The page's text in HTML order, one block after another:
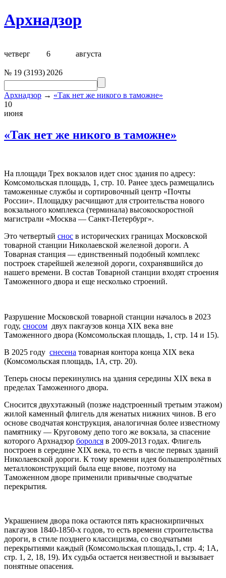
Архнадзор
четверг 6 августа
№ 19 (3193) 2026
Архнадзор → «Так нет же никого в таможне»
10
июня
«Так нет же никого в таможне»
На площади Трех вокзалов идет снос здания по адресу:
Комсомольская площадь, 1, стр. 10. Ранее здесь размещались
таможенные службы и сортировочный центр «Почты
России». Площадку расчищают для строительства нового
вокзального комплекса (терминала) высокоскоростной
магистрали «Москва — Санкт-Петербург».
Это четвертый снос в исторических границах Московской
товарной станции Николаевской железной дороги. А
Товарная станция — единственный подобный комплекс
построек старейшей железной дороги, сохранявшийся до
нашего времени. В состав Товарной станции входят строения
Таможенного двора и еще несколько строений.
Разрушение Московской товарной станции началось в 2023
году, сносом двух пакгаузов конца XIX века вне
Таможенного двора (Комсомольская площадь, 1, стр. 14 и 15).
В 2025 году снесена товарная контора конца XIX века
(Комсомольская площадь, 1А, стр. 20).
Теперь сносы перекинулись на здания середины XIX века в
пределах Таможенного двора.
Сносится двухэтажный (позже надстроенный третьим этажом)
жилой каменный флигель для женатых нижних чинов. В его
основе сводчатая конструкция, аналогичная более известному
памятнику — Круговому депо того же вокзала, за спасение
которого Архнадзор боролся в 2009-2013 годах. Флигель
построен в середине XIX века, то есть в числе первых зданий
Николаевской дороги. К тому времени идея большепролётных
металлоконструкций была еще внове, поэтому на
Таможенном дворе применили привычные сводчатые
перекрытия.
Украшением двора пока остаются пять краснокирпичных
пакгаузов 1840-1850-х годов, то есть времени строительства
дороги, в стиле позднего классицизма, со сводчатыми
перекрытиями каждый (Комсомольская площадь,1, стр. 4; 1А,
стр. 1, 2, 18, 19). Их судьба остается неизвестной и вызывает
понятные опасения.